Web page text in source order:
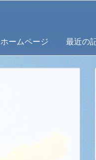
ホームページ 最近の